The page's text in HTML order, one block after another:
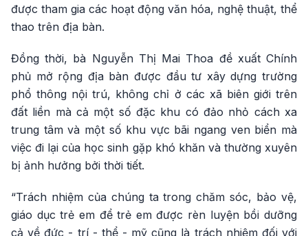
được tham gia các hoạt động văn hóa, nghệ thuật, thể
thao trên địa bàn.
Đồng thời, bà Nguyễn Thị Mai Thoa đề xuất Chính
phủ mở rộng địa bàn được đầu tư xây dựng trường
phổ thông nội trú, không chỉ ở các xã biên giới trên
đất liền mà cả một số đặc khu có đảo nhỏ cách xa
trung tâm và một số khu vực bãi ngang ven biển mà
việc đi lại của học sinh gặp khó khăn và thường xuyên
bị ảnh hưởng bởi thời tiết.
“Trách nhiệm của chúng ta trong chăm sóc, bảo vệ,
giáo dục trẻ em để trẻ em được rèn luyện bồi dưỡng
cả về đức - trí - thể - mỹ cũng là trách nhiệm đối với